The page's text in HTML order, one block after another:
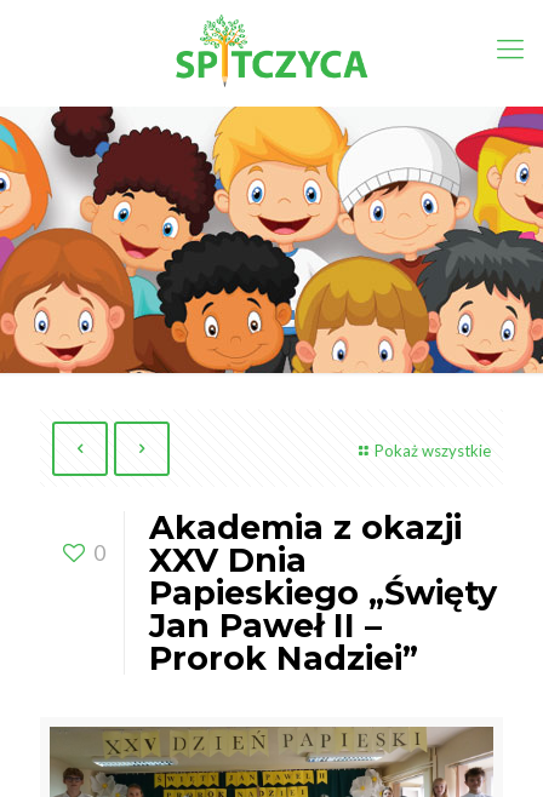
Pokaż wszystkie
0
Akademia z okazji
XXV Dnia
Papieskiego „Święty
Jan Paweł II –
Prorok Nadziei”